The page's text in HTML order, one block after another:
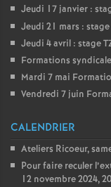
Jeudi 17 janvier :
Jeudi 21 mars :
Jeudi 4 avril : stage
Formations
Mardi 7 mai
Vendredi 7 juin
CALENDRIER
Ateliers Ricoeur,
Pour faire reculer
12 novembre 2024,